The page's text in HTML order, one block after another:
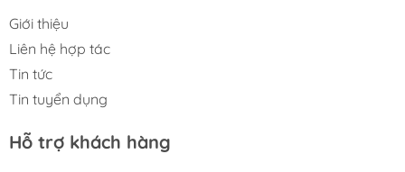
Giới thiệu
Liên hệ hợp tác
Tin tức
Tin tuyển dụng
Hỗ trợ khách hàng